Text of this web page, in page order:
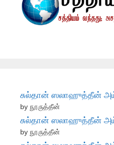
சுல்தான் ஸலாஹுத்தீன்
by நூருத்தீன்
சுல்தான் ஸலாஹுத்தீன்
by நூருத்தீன்